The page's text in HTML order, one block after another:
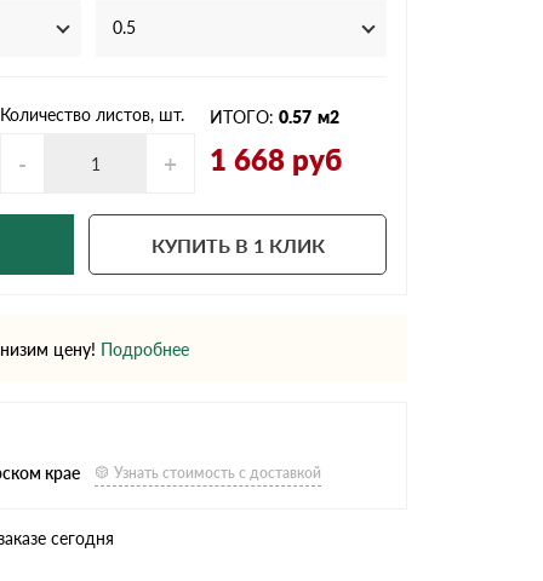
Шифер волновой
0.5
Количество листов, шт.
- +
ИТОГО: 0.57 м2
1 668 руб
КУПИТЬ В 1 КЛИК
цену! Подробнее
крае Узнать стоимость с доставкой
сегодня